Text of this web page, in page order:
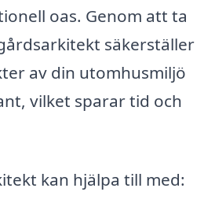
oas. Genom att ta
säkerställer
av din utomhusmiljö
vilket sparar tid och
kan hjälpa till med: